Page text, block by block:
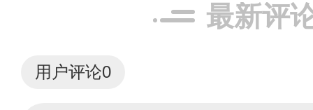
最新评
用户评论0